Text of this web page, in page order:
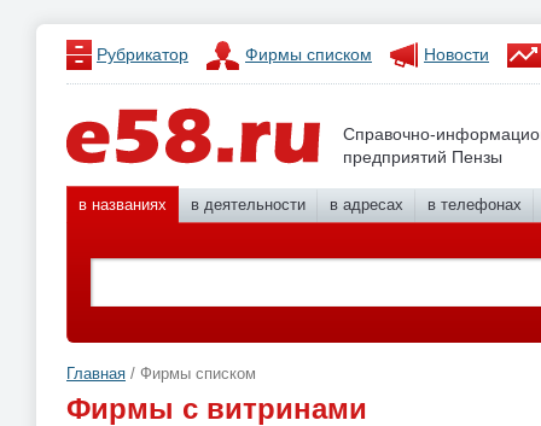
Рубрикатор Фирмы списком Новости
Справочно-
предприятий Пензы
в названиях в деятельности в адресах в телефонах
Главная / Фирмы списком
Фирмы с витринами